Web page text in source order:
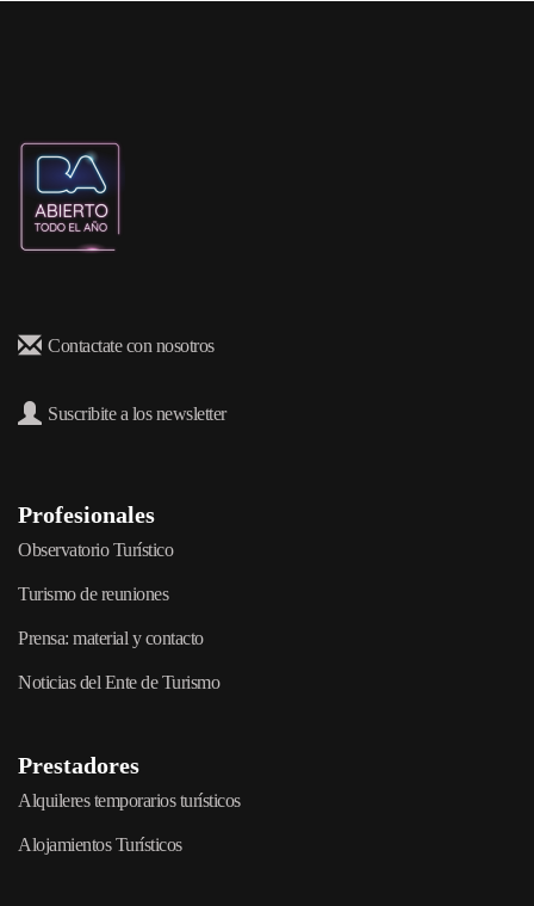
Contactate con nosotros
Suscribite a los newsletter
Profesionales
Observatorio Turístico
Turismo de reuniones
Prensa: material y contacto
Noticias del Ente de Turismo
Prestadores
Alquileres temporarios turísticos
Alojamientos Turísticos